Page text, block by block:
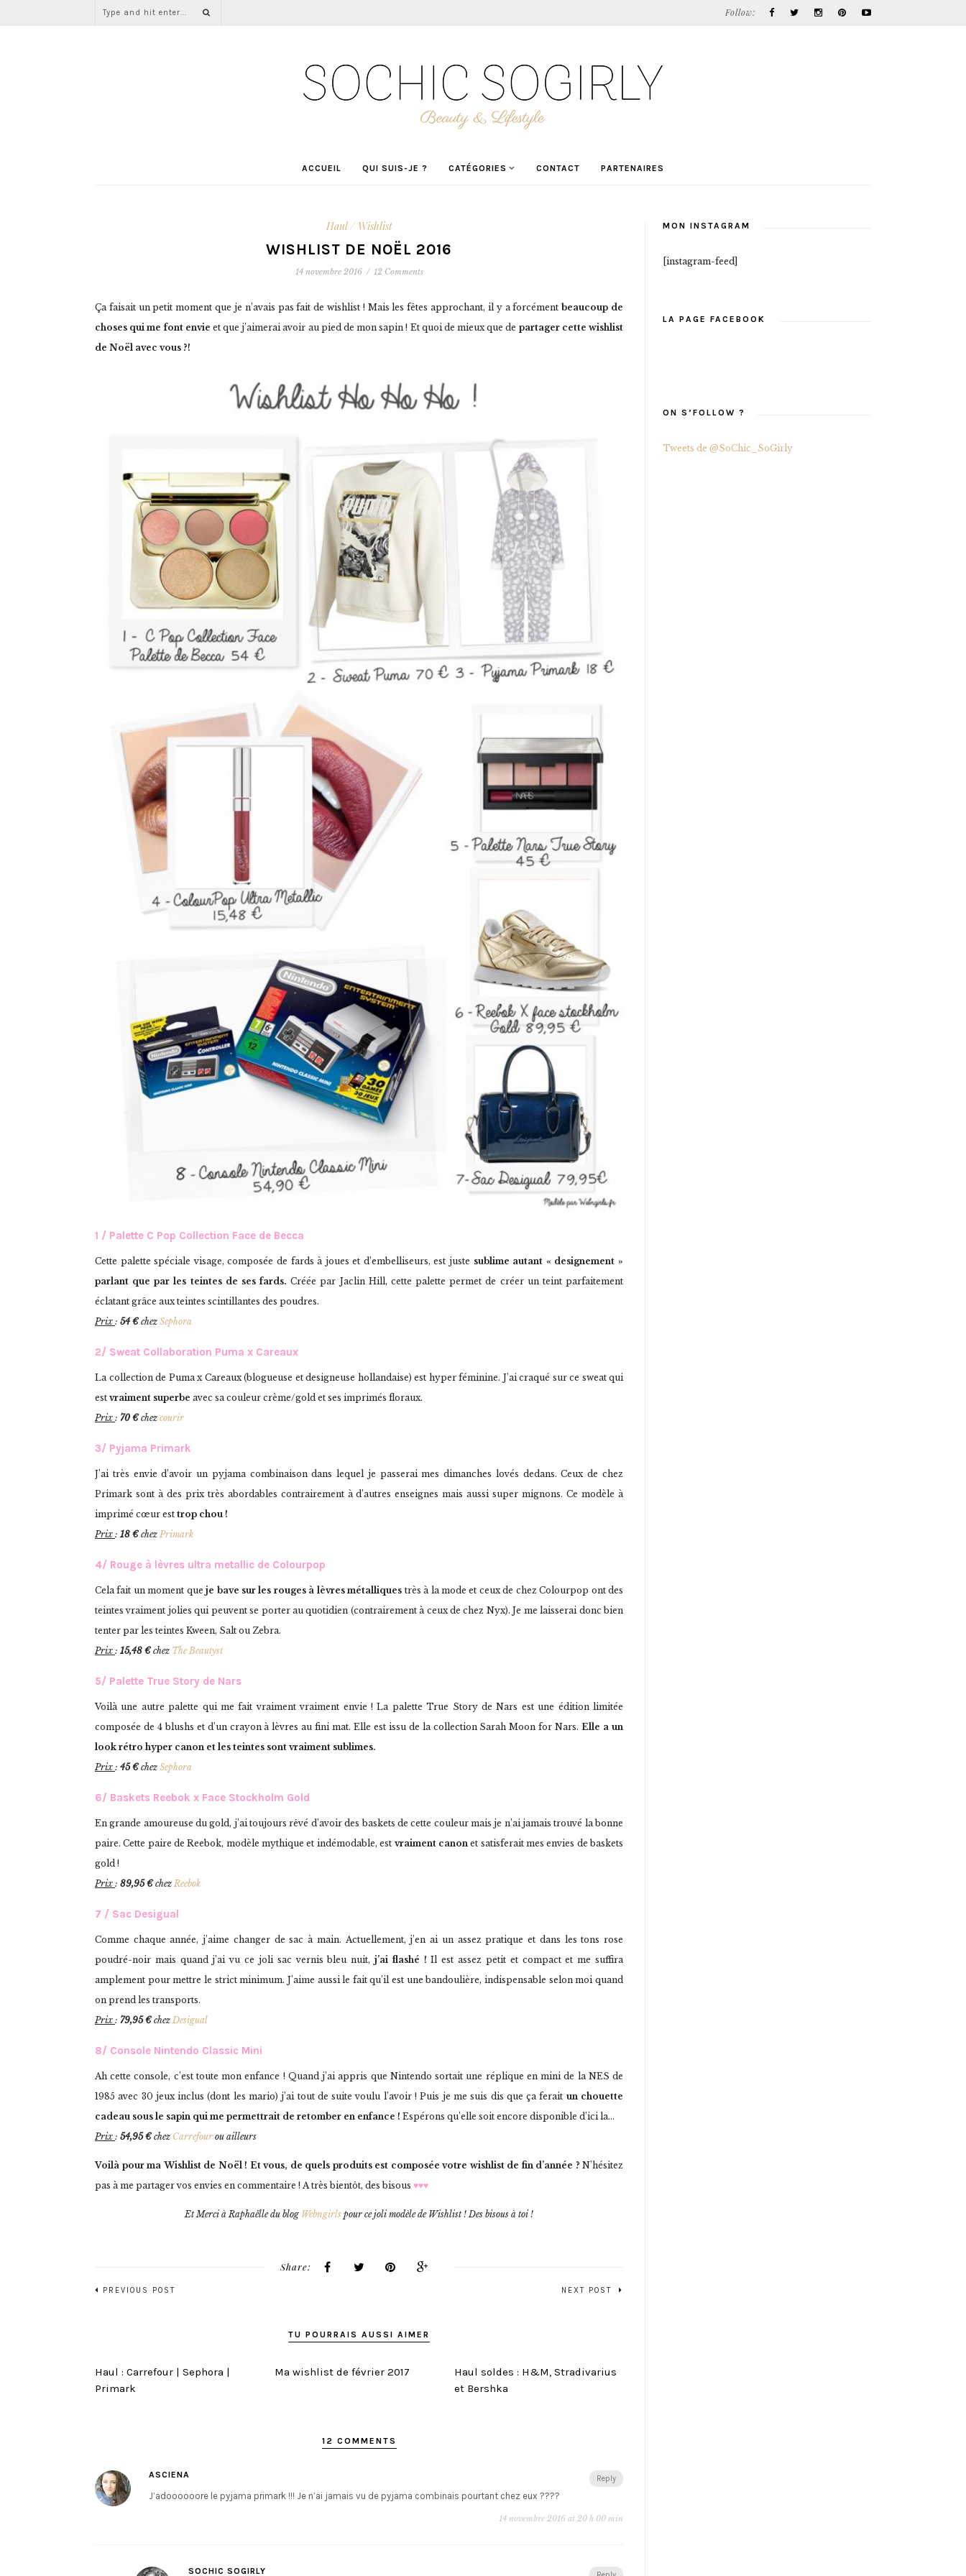
Follow:
ACCUEIL QUI SUIS-JE ? CATÉGORIES CONTACT PARTENAIRES
Haul / Wishlist
WISHLIST DE NOËL 2016
14 novembre 2016 / 12 Comments
Ça faisait un petit moment que je n’avais pas fait de wishlist ! Mais les fêtes approchant, il y a forcémentbeaucoup de
choses qui me font envie et que j’aimerai avoir au pied de mon sapin ! Et quoi de mieux que de partager cette wishlist
de Noël avec vous ?!
1 / Palette C Pop Collection Face de Becca
Cette palette spéciale visage, composée de fards à joues et d’embelliseurs, est juste sublime autant « designement »
parlant que par les teintes de ses fards. Créée par Jaclin Hill, cette palette permet de créer un teint parfaitement
éclatant grâce aux teintes scintillantes des poudres.
Prix : 54 €chez Sephora
2/ Sweat Collaboration Puma x Careaux
La collection de Puma x Careaux (blogueuse et designeuse hollandaise) est hyper féminine. J’ai craqué sur ce sweat qui
est vraiment superbe avec sa couleur crème/gold et ses imprimés floraux.
Prix : 70 €chez courir
3/ Pyjama Primark
J’ai très envie d’avoir un pyjama combinaison dans lequel je passerai mes dimanches lovés dedans. Ceux de chez
Primark sont à des prix très abordables contrairement à d’autres enseignes mais aussi super mignons. Ce modèle à
imprimé cœur est trop chou !
Prix : 18 €chez Primark
4/ Rouge à lèvres ultra metallic de Colourpop
Cela fait un moment queje bave sur les rouges à lèvres métalliques très à la mode et ceux de chez Colourpop ont des
teintes vraiment jolies qui peuvent se porter au quotidien (contrairement à ceux de chez Nyx). Je me laisserai donc bien
tenter par les teintes Kween, Salt ou Zebra.
Prix : 15,48 €chez The Beautyst
5/ Palette True Story de Nars
Voilà une autre palette qui me fait vraiment vraiment envie ! La palette True Story de Nars est une édition limitée
composée de 4 blushs et d’un crayon à lèvres au fini mat. Elle est issu de la collection Sarah Moon for Nars. Elle a un
look rétro hyper canon et les teintes sont vraiment sublimes.
Prix : 45 €chez Sephora
6/ Baskets Reebok x Face Stockholm Gold
En grande amoureuse du gold, j’ai toujours rêvé d’avoir des baskets de cette couleur mais je n’ai jamais trouvé la bonne
paire. Cette paire de Reebok, modèle mythique et indémodable, est vraiment canonet satisferait mes envies de baskets
gold !
Prix : 89,95 €chez Reebok
7 / Sac Desigual
Comme chaque année, j’aime changer de sac à main. Actuellement, j’en ai un assez pratique et dans les tons rose
poudré-noir mais quand j’ai vu ce joli sac vernis bleu nuit, j’ai flashé ! Il est assez petit et compact et me suffira
amplement pour mettre le strict minimum. J’aime aussi le fait qu’il est une bandoulière, indispensable selon moi quand
on prend les transports.
Prix : 79,95 €chezDesigual
8/ Console Nintendo Classic Mini
Ah cette console, c’est toute mon enfance ! Quand j’ai appris que Nintendo sortait une réplique en mini de la NES de
1985 avec 30 jeux inclus (dont les mario) j’ai tout de suite voulu l’avoir ! Puis je me suis dis que ça ferait un chouette
cadeau sous le sapin qui me permettrait de retomber en enfance ! Espérons qu’elle soit encore disponible d’ici la…
Prix : 54,95 €chez Carrefour ou ailleurs
Voilà pour ma Wishlist de Noël ! Et vous, de quels produits est composée votre wishlist de fin d’année ? N’hésitez
pas à me partager vos envies en commentaire ! A très bientôt, des bisous ♥♥♥
Et Merci à Raphaëlle du blog Webngirls pour ce joli modèle de Wishlist ! Des bisous à toi !
Share:
PREVIOUS POST NEXT POST
TU POURRAIS AUSSI AIMER
Haul : Carrefour | Sephora |
Primark
Ma wishlist de février 2017
Haul soldes : H&M, Stradivarius
et Bershka
12 COMMENTS
Reply
ASCIENA
J’adoooooore le pyjama primark !!! Je n’ai jamais vu de pyjama combinais pourtant chez eux ????
14 novembre 2016 at 20 h 00 min
SOCHIC SOGIRLY
MON INSTAGRAM
[instagram-feed]
LA PAGE FACEBOOK
ON S’FOLLOW ?
Tweets de @SoChic_SoGirly